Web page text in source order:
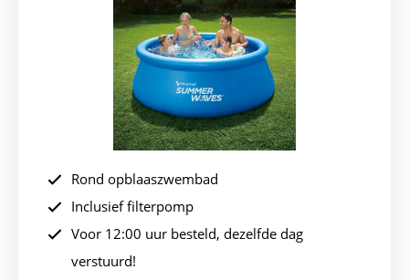
€89,95.€69,95.
Rond opblaaszwembad
Inclusief filterpomp
Voor 12:00 uur besteld, dezelfde dag
verstuurd!